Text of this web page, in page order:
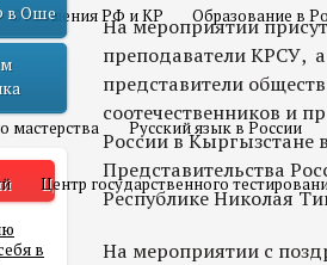
Отношения РФ и КР Образование в
мастерства Русский язык в России
Центр государственного
в Оше
в
На мероприятии
преподаватели КРСУ,
представители
соотечественников и
России в Кыргызстане
Представительства
Республике Николая
На мероприятии с